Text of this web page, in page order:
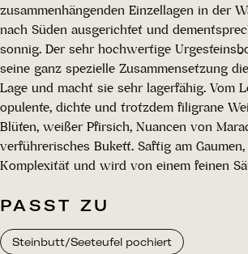
zusammenhängenden Einzellagen in der
nach Süden ausgerichtet und
sonnig. Der sehr hochwertige
seine ganz spezielle Zusammensetzung
Lage und macht sie sehr lagerfähig. Vom
opulente, dichte und trotzdem filigrane
Blüten, weißer Pfirsich, Nuancen von
verführerisches Bukett. Saftig am
Komplexität und wird von einem feinen
PASST ZU
Steinbutt/Seeteufel pochiert